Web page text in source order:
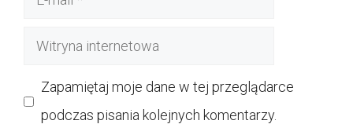
Witryna
Zapamiętaj moje dane w tej przeglądarce
podczas pisania kolejnych komentarzy.